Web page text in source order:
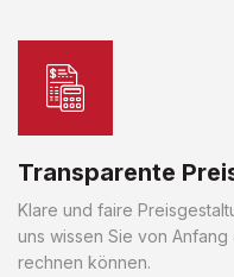
Transparente
Klare und faire
uns wissen Sie von Anfang
rechnen können.